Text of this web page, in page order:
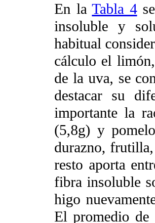
En laTabla 4
insoluble y
habitual
cálculo el
de la uva, se
destacar su
importante la
(5,8g) y
durazno,
resto aporta
fibra insoluble
higo
El promedio